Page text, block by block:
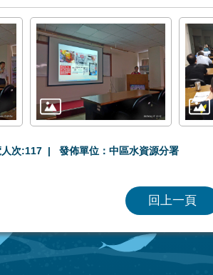
次:117 發佈單位：中區水資源分署
回上一頁